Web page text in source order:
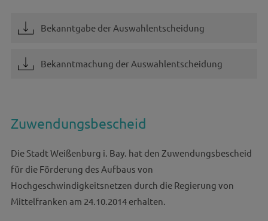
Bekanntgabe der Auswahlentscheidung
Bekanntmachung der Auswahlentscheidung
Zuwendungsbescheid
Die Stadt Weißenburg i. Bay. hat den Zuwendungsbescheid
für die Förderung des Aufbaus von
Hochgeschwindigkeitsnetzen durch die Regierung von
Mittelfranken am 24.10.2014 erhalten.